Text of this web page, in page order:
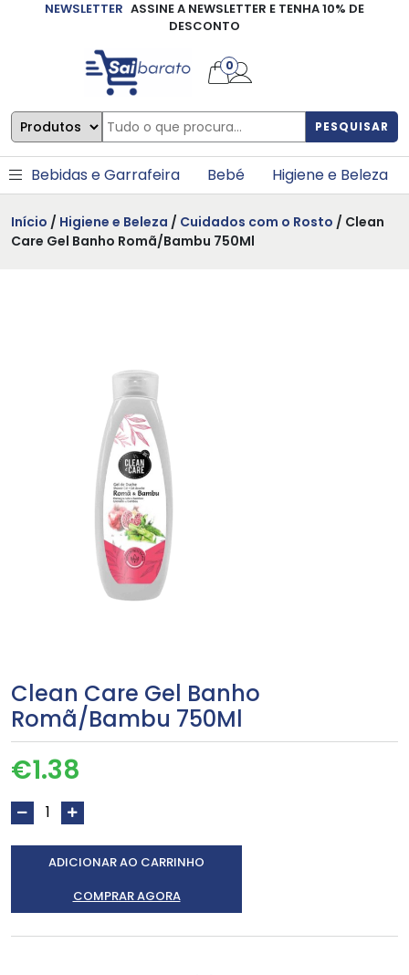
NEWSLETTER ASSINE A NEWSLETTER E TENHA 10% DE
DESCONTO
PESQUISAR
0
Bebidas e Garrafeira Bebé Higiene e Beleza
Início / Higiene e Beleza / Cuidados com o Rosto / Clean
Care Gel Banho Romã/Bambu 750Ml
Clean Care Gel Banho
Romã/Bambu 750Ml
€1.38
ADICIONAR AO CARRINHO
COMPRAR AGORA